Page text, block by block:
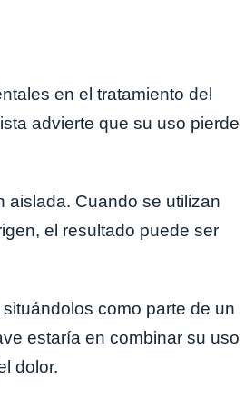
en el tratamiento del
advierte que su uso pierde
aislada. Cuando se utilizan
el resultado puede ser
como parte de un
estaría en combinar su uso
dolor.